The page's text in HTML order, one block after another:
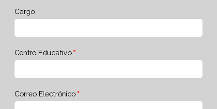
Cargo
Centro Educativo
Correo Electrónico